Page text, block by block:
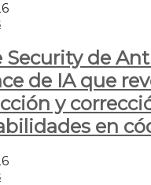
Security de
de IA que
y
en